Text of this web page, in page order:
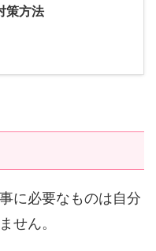
策方法
に必要なものは自分
せん。